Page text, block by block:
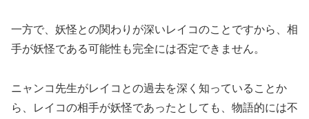
一方で、妖怪との関わりが深いレイコのことですから、相
手が妖怪である可能性も完全には否定できません。
ニャンコ先生がレイコとの過去を深く知っていることか
ら、レイコの相手が妖怪であったとしても、物語的には不